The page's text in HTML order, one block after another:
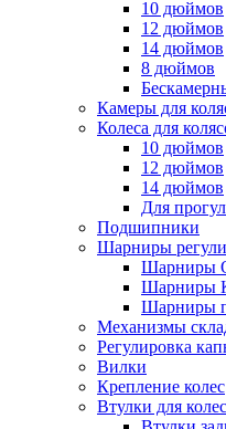
10 дюймов
12 дюймов
14 дюймов
8 дюймов
Камеры для
Колеса для
10 дюймов
12 дюймов
14 дюймов
Для
Подшипники
Шарниры
Шарниры
Шарниры
Шарниры
Механизмы
Регулировка
Вилки
Крепление колес
Втулки для колес